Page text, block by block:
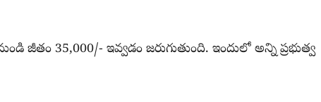
35,000/- ఇవ్వడం జరుగుతుంది. ఇందులో అన్ని ప్రభుత్వ